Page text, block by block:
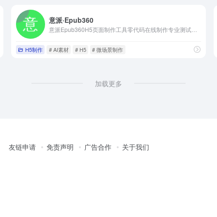
意派·Epub360
H5制作 # AI素材 # H5 # 微场景制作
加载更多
友链申请 免责声明 广告合作 关于我们